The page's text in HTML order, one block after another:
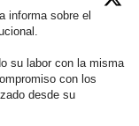
informa sobre el
su labor con la misma
con los
desde su